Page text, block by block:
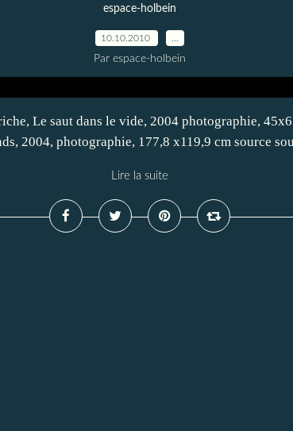
espace-holbein
10.10.2010
Par espace-holbein
Le saut dans le vide, 2004 photographie,
2004, photographie, 177,8 x119,9 cm source
Lire la suite